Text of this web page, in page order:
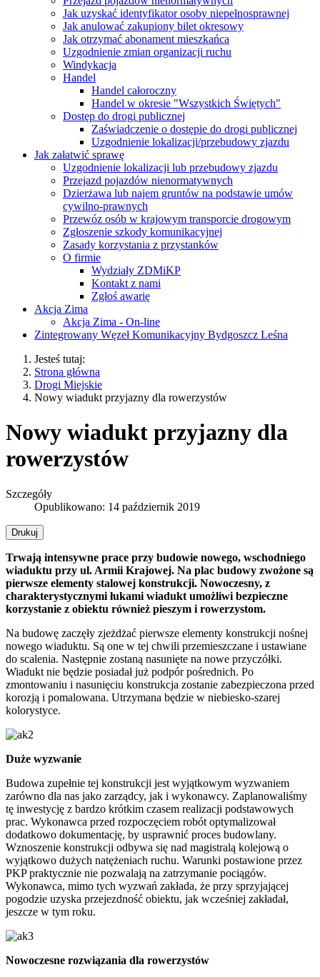
Jak uzyskać identyfikator osoby niepełnosprawnej
Jak anulować zakupiony bilet okresowy
Jak otrzymać abonament mieszkańca
Uzgodnienie zmian organizacji ruchu
Windykacja
Handel
Handel całoroczny
Handel w okresie "Wszystkich Świętych"
Dostęp do drogi publicznej
Zaświadczenie o dostępie do drogi publicznej
Uzgodnienie lokalizacji/przebudowy zjazdu
Jak załatwić sprawę
Uzgodnienie lokalizacji lub przebudowy zjazdu
Przejazd pojazdów nienormatywnych
Dzierżawa lub najem gruntów na podstawie umów
cywilno-prawnych
Przewóz osób w krajowym transporcie drogowym
Zgłoszenie szkody komunikacyjnej
Zasady korzystania z przystanków
O firmie
Wydziały ZDMiKP
Kontakt z nami
Zgłoś awarię
Akcja Zima
Akcja Zima - On-line
Zintegrowany Węzeł Komunikacyjny Bydgoszcz Leśna
Jesteś tutaj:
Strona główna
Drogi Miejskie
Nowy wiadukt przyjazny dla rowerzystów
Nowy wiadukt przyjazny dla
rowerzystów
Szczegóły
Opublikowano: 14 październik 2019
Drukuj
Trwają intensywne prace przy budowie nowego, wschodniego
wiaduktu przy ul. Armii Krajowej. Na plac budowy zwożone są
pierwsze elementy stalowej konstrukcji. Nowoczesny, z
charakterystycznymi łukami wiadukt umożliwi bezpieczne
korzystanie z obiektu również pieszym i rowerzystom.
Na budowę zaczęły zjeżdżać pierwsze elementy konstrukcji nośnej
nowego wiaduktu. Są one w tej chwili przemieszczane i ustawiane
do scalenia. Następnie zostaną nasunięte na nowe przyczółki.
Wiadukt nie będzie posiadał już podpór pośrednich. Po
zmontowaniu i nasunięciu konstrukcja zostanie zabezpieczona przed
korozją i pomalowana. Utrzymana będzie w niebiesko-szarej
kolorystyce.
Duże wyzwanie
Budowa zupełnie tej konstrukcji jest wyjątkowym wyzwaniem
zarówno dla nas jako zarządcy, jak i wykonawcy. Zaplanowaliśmy
tę inwestycję z bardzo krótkim czasem realizacji podstawowych
prac. Wykonawca przed rozpoczęciem robót optymalizował
dodatkowo dokumentację, by usprawnić proces budowlany.
Wznoszenie konstrukcji odbywa się nad magistralą kolejową o
wyjątkowo dużych natężeniach ruchu. Warunki postawione przez
PKP praktycznie nie pozwalają na zatrzymanie pociągów.
Wykonawca, mimo tych wyzwań zakłada, że przy sprzyjającej
pogodzie uzyska przejezdność obiektu, jak wcześniej zakładał,
jeszcze w tym roku.
Nowoczesne rozwiązania dla rowerzystów